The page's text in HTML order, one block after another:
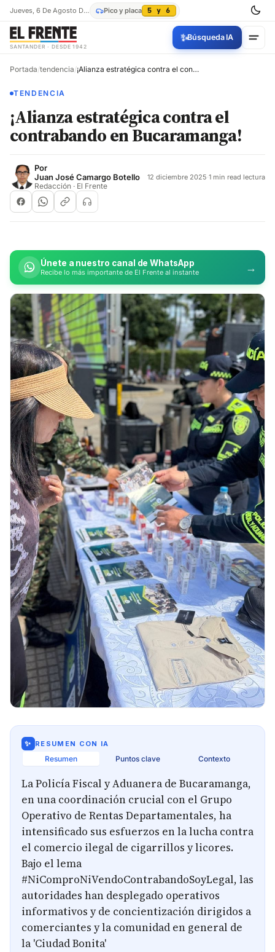
Jueves, 6 De Agosto De 2026 Pico y placa 5 y 6
SANTANDER · DESDE 1942
✨Búsqueda IA
Portada/tendencia/ ¡Alianza estratégica contra el contrabando en Bucaramanga!
TENDENCIA
¡Alianza estratégica contra el
contrabando en Bucaramanga!
Por
Juan José Camargo Botello
Redacción · El Frente
12 diciembre 2025·1 min read lectura
Únete a nuestro canal de WhatsApp
Recibe lo más importante de El Frente al instante →
✨ RESUMEN CON IA
Resumen Puntos clave Contexto
La Policía Fiscal y Aduanera de Bucaramanga,
en una coordinación crucial con el Grupo
Operativo de Rentas Departamentales, ha
intensificado sus esfuerzos en la lucha contra
el comercio ilegal de cigarrillos y licores.
Bajo el lema
#NiComproNiVendoContrabandoSoyLegal, las
autoridades han desplegado operativos
informativos y de concientización dirigidos a
comerciantes y la comunidad en general de
la 'Ciudad Bonita'